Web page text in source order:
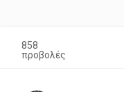
858
προβολές